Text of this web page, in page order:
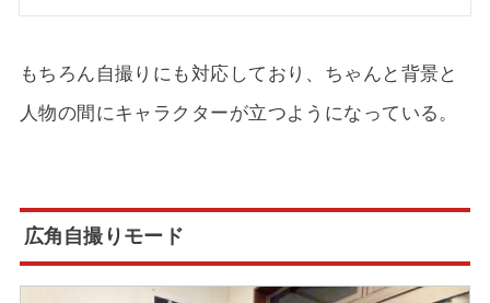
もちろん自撮りにも対応しており、ちゃんと背景と
人物の間にキャラクターが立つようになっている。
広角自撮りモード